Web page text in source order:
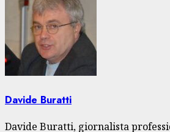
Davide Buratti
Davide Buratti, giornalista